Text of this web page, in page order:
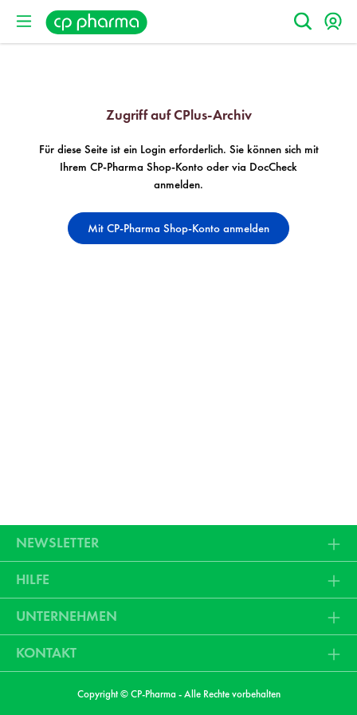
Zugriff auf CPlus-Archiv
Für diese Seite ist ein Login erforderlich. Sie können sich mit
Ihrem CP-Pharma Shop-Konto oder via DocCheck
anmelden.
Mit CP-Pharma Shop-Konto anmelden
NEWSLETTER
HILFE
UNTERNEHMEN
KONTAKT
Copyright © CP-Pharma - Alle Rechte vorbehalten